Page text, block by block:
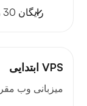
رایگان
VPS ابتدایی
میزبانی وب